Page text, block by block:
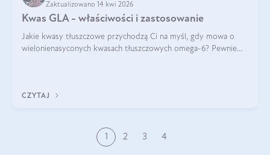
Zaktualizowano 14 kwi 2026
Kwas GLA - właściwości i zastosowanie
Jakie kwasy tłuszczowe przychodzą Ci na myśl, gdy mowa o
wielonienasyconych kwasach tłuszczowych omega-6? Pewnie
CZYTAJ
1 2 3 4